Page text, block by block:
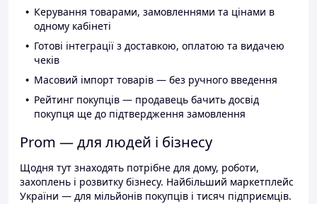
Керування товарами, замовленнями та цінами в
одному кабінеті
Готові інтеграції з доставкою, оплатою та видачею
чеків
Масовий імпорт товарів — без ручного введення
Рейтинг покупців — продавець бачить досвід
покупця ще до підтвердження замовлення
Prom — для людей і бізнесу
Щодня тут знаходять потрібне для дому, роботи,
захоплень і розвитку бізнесу. Найбільший маркетплейс
України — для мільйонів покупців і тисяч підприємців.